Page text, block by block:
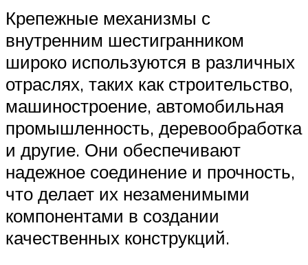
Крепежные механизмы с
внутренним шестигранником
широко используются в различных
отраслях, таких как строительство,
машиностроение, автомобильная
промышленность, деревообработка
и другие. Они обеспечивают
надежное соединение и прочность,
что делает их незаменимыми
компонентами в создании
качественных конструкций.